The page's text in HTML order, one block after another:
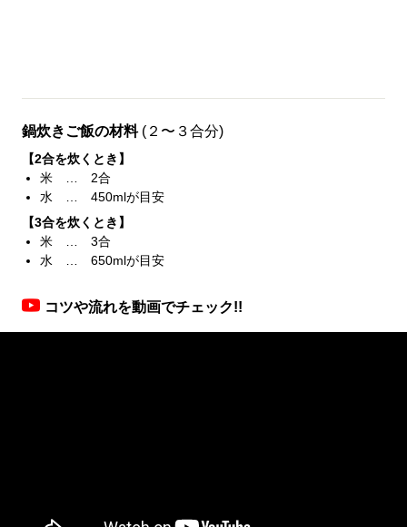
鍋炊きご飯の材料 (２〜３合分)
【2合を炊くとき】
米 … 2合
水 … 450mlが目安
【3合を炊くとき】
米 … 3合
水 … 650mlが目安
コツや流れを動画でチェック!!